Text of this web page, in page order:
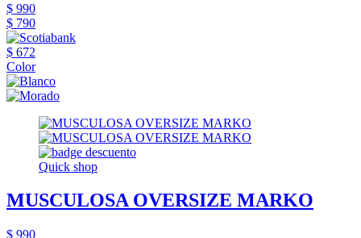
$ 990
$ 790
$ 672
Color
Quick shop
MUSCULOSA OVERSIZE MARKO
$ 990